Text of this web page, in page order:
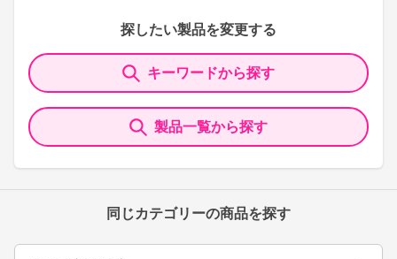
探したい製品を変更する
キーワードから探す
製品一覧から探す
同じカテゴリーの商品を探す